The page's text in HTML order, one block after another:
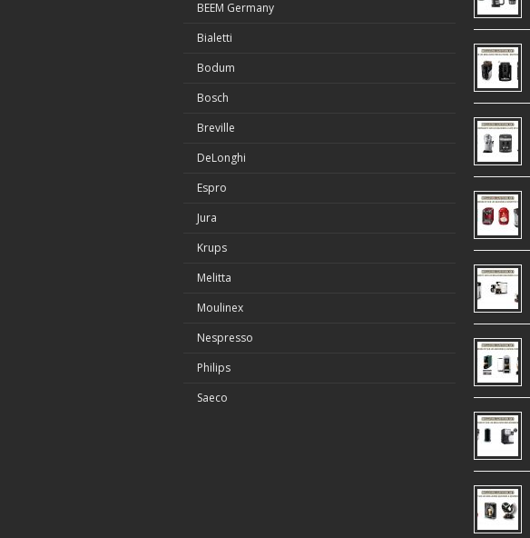
BEEM Germany
Bialetti
Bodum
Bosch
Breville
DeLonghi
Espro
Jura
Krups
Melitta
Moulinex
Nespresso
Philips
Saeco